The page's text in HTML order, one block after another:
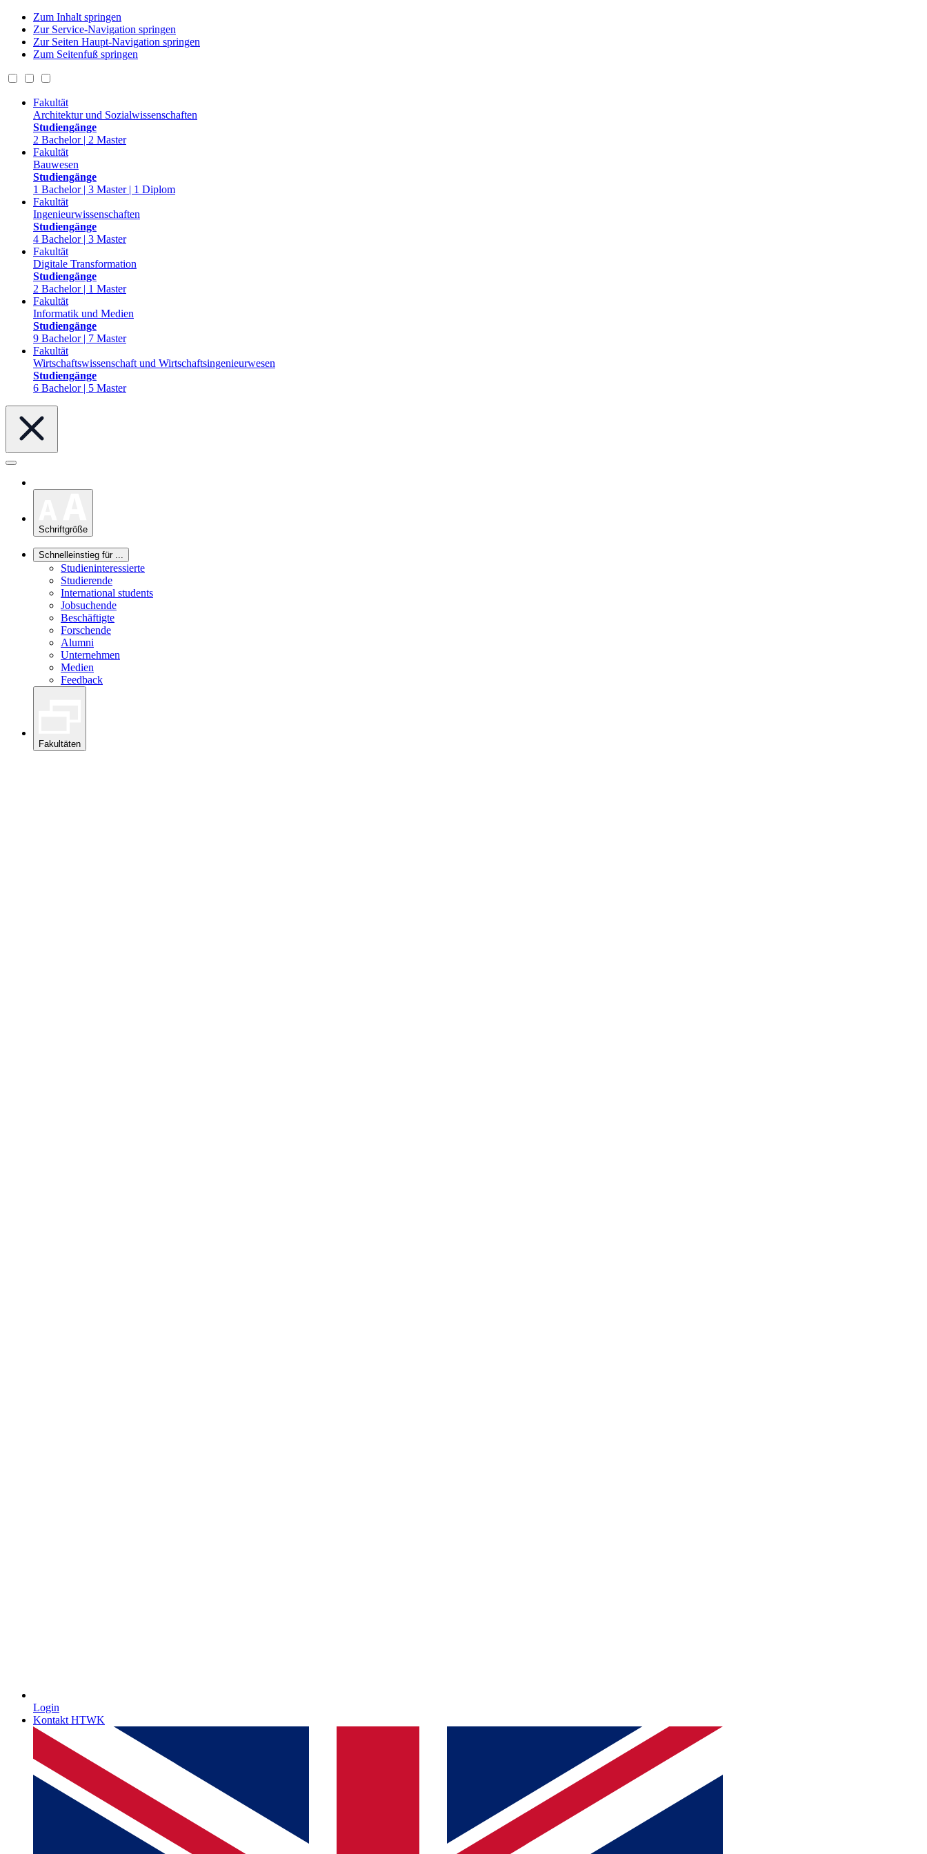
Zum Inhalt springen
Zur Service-Navigation springen
Zur Seiten Haupt-Navigation springen
Zum Seitenfuß springen
Fakultät
Architektur und Sozialwissenschaften
Studiengänge
2 Bachelor | 2 Master
Fakultät
Bauwesen
Studiengänge
1 Bachelor | 3 Master | 1 Diplom
Fakultät
Ingenieurwissenschaften
Studiengänge
4 Bachelor | 3 Master
Fakultät
Digitale Transformation
Studiengänge
2 Bachelor | 1 Master
Fakultät
Informatik und Medien
Studiengänge
9 Bachelor | 7 Master
Fakultät
Wirtschaftswissenschaft und Wirtschaftsingenieurwesen
Studiengänge
6 Bachelor | 5 Master
Schriftgröße
Schnelleinstieg für ...
Studieninteressierte
Studierende
International students
Jobsuchende
Beschäftigte
Forschende
Alumni
Unternehmen
Medien
Feedback
Fakultäten
Login
Kontakt HTWK